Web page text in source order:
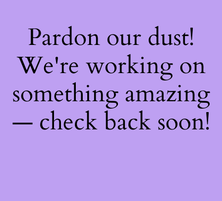
Pardon our dust!
We're working on
something amazing
— check back soon!